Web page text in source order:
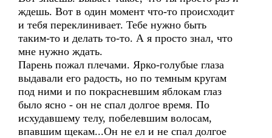
ждешь. Вот в один момент что-то происходит
и тебя переклинивает. Тебе нужно быть
таким-то и делать то-то. А я просто знал, что
мне нужно ждать.
Парень пожал плечами. Ярко-голубые глаза
выдавали его радость, но по темным кругам
под ними и по покрасневшим яблокам глаз
было ясно - он не спал долгое время. По
исхудавшему телу, побелевшим волосам,
впавшим щекам...Он не ел и не спал долгое